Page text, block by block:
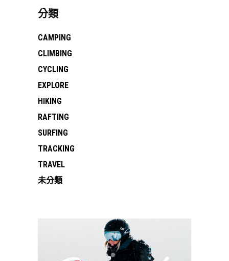
分類
CAMPING
CLIMBING
CYCLING
EXPLORE
HIKING
RAFTING
SURFING
TRACKING
TRAVEL
未分類